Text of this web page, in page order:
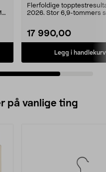
Flerfoldige
2026. Stor 6,9-tommers
17 990,00
Legg i handlekurv
på vanlige ting